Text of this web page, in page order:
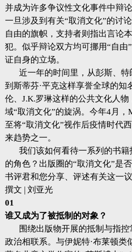
并成为许多争议性文化事件中辩
一旦涉及到有关“取消文化”的讨
自由的旗帜，支持者则指出言论
犯。似乎辩论双方均可挪用“自由
证自身的立场。
近一年的时间里，从彭斯、特
到斯蒂芬·平克这样享誉全球的知
伦、J.K.罗琳这样的公共文化人
域“取消文化”的旋涡。今年4月，
至将“取消文化”视作后疫情时代
来趋势之一。
我们该如何看待一系列的书
的角色？出版圈的“取消文化”是
书评君和您分享、评述有关这一
撰文 | 刘亚光
01
谁又成为了被抵制的对象？
围绕出版物开展的抵制与指
政治相联系。与伊妮特·布莱顿类